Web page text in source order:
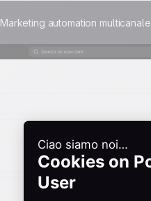
Marketing automation multicanale